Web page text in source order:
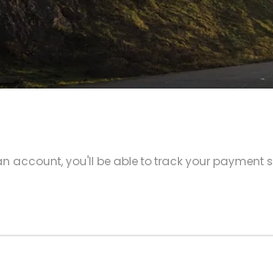
account, you'll be able to track your